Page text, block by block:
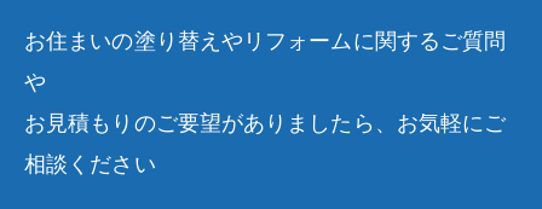
お住まいの塗り替えやリフォームに関するご質問
や
お見積もりのご要望がありましたら、お気軽にご
相談ください